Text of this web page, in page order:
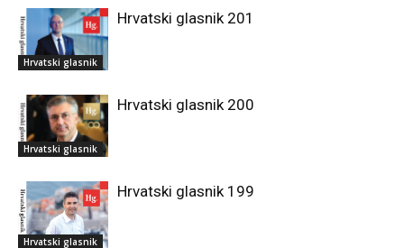
Hrvatski glasnik
Hrvatski glasnik 201
Hrvatski glasnik
Hrvatski glasnik 200
Hrvatski glasnik
Hrvatski glasnik 199